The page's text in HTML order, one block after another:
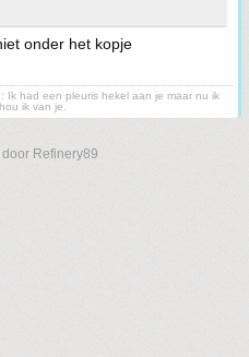
onder het kopje
Ik had een pleuris hekel aan je maar nu ik
ik van je.
Refinery89